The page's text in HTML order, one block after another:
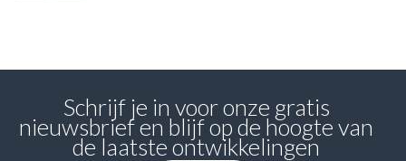
Schrijf je in voor onze gratis
nieuwsbrief en blijf op de hoogte van
de laatste ontwikkelingen